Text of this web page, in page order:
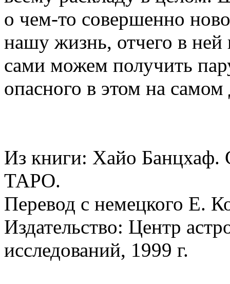
о чем-то совершенно
нашу жизнь, отчего в ней
сами можем получить
опасного в этом на самом
Из книги: Хайо
ТАРО.
Перевод с немецкого Е.
Издательство: Центр
исследований, 1999 г.